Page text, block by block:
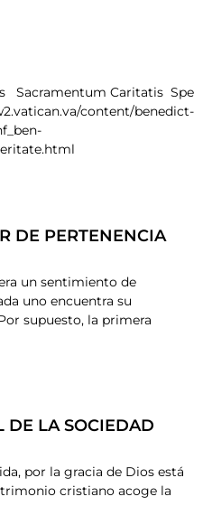
Sacramentum Caritatis Spe
content/benedict-
DE PERTENENCIA
un sentimiento de
uno encuentra su
supuesto, la primera
DE LA SOCIEDAD
por la gracia de Dios está
cristiano acoge la